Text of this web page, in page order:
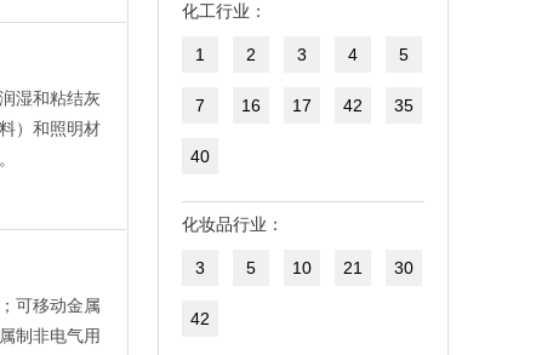
湿和粘结灰
）和照明材
可移动金属
制非电气用
化工行业：
1 2 3 4 5
7 16 17 42 35
40
化妆品行业：
3 5 10 21 30
42